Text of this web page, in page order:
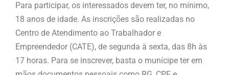
Para participar, os interessados devem ter, no mínimo,
18 anos de idade. As inscrições são realizadas no
Centro de Atendimento ao Trabalhador e
Empreendedor (CATE), de segunda à sexta, das 8h às
17 horas. Para se inscrever, basta o munícipe ter em